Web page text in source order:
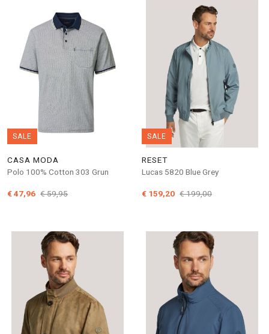
SALE
CASA MODA
Polo 100% Cotton 303 Grun
€ 59,95
€ 47,96
SALE
RESET
Lucas 5820 Blue Grey
€ 199,00
€ 159,20